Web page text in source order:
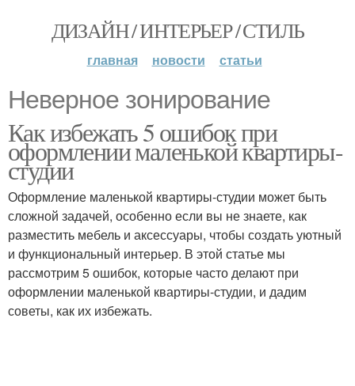
ДИЗАЙН / ИНТЕРЬЕР / СТИЛЬ
главная новости статьи
Неверное зонирование
Как избежать 5 ошибок при
оформлении маленькой квартиры-
студии
Оформление маленькой квартиры-студии может быть
сложной задачей, особенно если вы не знаете, как
разместить мебель и аксессуары, чтобы создать уютный
и функциональный интерьер. В этой статье мы
рассмотрим 5 ошибок, которые часто делают при
оформлении маленькой квартиры-студии, и дадим
советы, как их избежать.